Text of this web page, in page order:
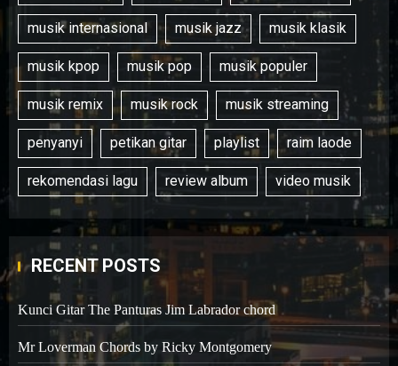
musik internasional musik jazz musik klasik
musik kpop musik pop musik populer
musik remix musik rock musik streaming
penyanyi petikan gitar playlist raim laode
rekomendasi lagu review album video musik
RECENT POSTS
Kunci Gitar The Panturas Jim Labrador chord
Mr Loverman Chords by Ricky Montgomery